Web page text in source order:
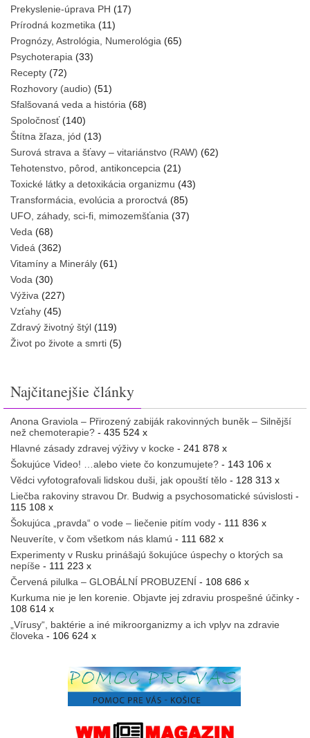
Prekyslenie-úprava PH (17)
Prírodná kozmetika (11)
Prognózy, Astrológia, Numerológia (65)
Psychoterapia (33)
Recepty (72)
Rozhovory (audio) (51)
Sfalšovaná veda a história (68)
Spoločnosť(140)
Štítna žľaza, jód (13)
Surová strava a šťavy – vitariánstvo (RAW) (62)
Tehotenstvo, pôrod, antikoncepcia (21)
Toxické látky a detoxikácia organizmu (43)
Transformácia, evolúcia a proroctvá (85)
UFO, záhady, sci-fi, mimozemšťania (37)
Veda (68)
Videá (362)
Vitamíny a Minerály (61)
Voda (30)
Výživa (227)
Vzťahy (45)
Zdravý životný štýl (119)
Život po živote a smrti (5)
Najčitanejšie články
Anona Graviola – Přirozený zabiják rakovinných buněk – Silnější
než chemoterapie? - 435 524 x
Hlavné zásady zdravej výživy v kocke - 241 878 x
Šokujúce Video! …alebo viete čo konzumujete? - 143 106 x
Vědci vyfotografovali lidskou duši, jak opouští tělo - 128 313 x
Liečba rakoviny stravou Dr. Budwig a psychosomatické súvislosti -
115 108 x
Šokujúca „pravda“ o vode – liečenie pitím vody - 111 836 x
Neuveríte, v čom všetkom nás klamú - 111 682 x
Experimenty v Rusku prinášajú šokujúce úspechy o ktorých sa
nepíše - 111 223 x
Červená pilulka – GLOBÁLNÍ PROBUZENÍ - 108 686 x
Kurkuma nie je len korenie. Objavte jej zdraviu prospešné účinky -
108 614 x
„Vírusy“, baktérie a iné mikroorganizmy a ich vplyv na zdravie
človeka - 106 624 x